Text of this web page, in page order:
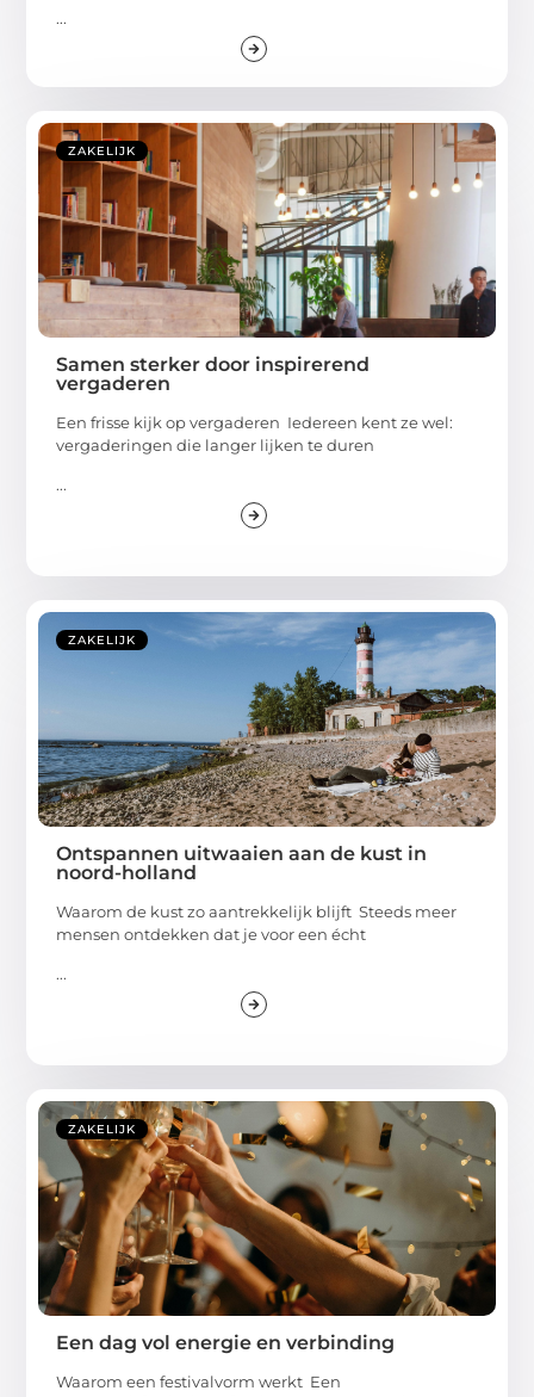
...
ZAKELIJK
Samen sterker door inspirerend
vergaderen
Een frisse kijk op vergaderen Iedereen kent ze wel:
vergaderingen die langer lijken te duren
...
ZAKELIJK
Ontspannen uitwaaien aan de kust in
noord-holland
Waarom de kust zo aantrekkelijk blijft Steeds meer
mensen ontdekken dat je voor een écht
...
ZAKELIJK
Een dag vol energie en verbinding
Waarom een festivalvorm werkt Een